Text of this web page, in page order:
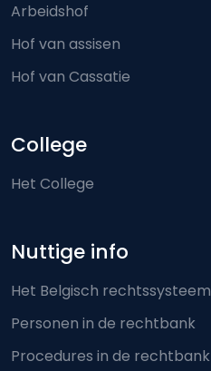
Arbeidshof
Hof van assisen
Hof van Cassatie
College
Het College
Nuttige info
Het Belgisch rechtssysteem
Personen in de rechtbank
Procedures in de rechtbank